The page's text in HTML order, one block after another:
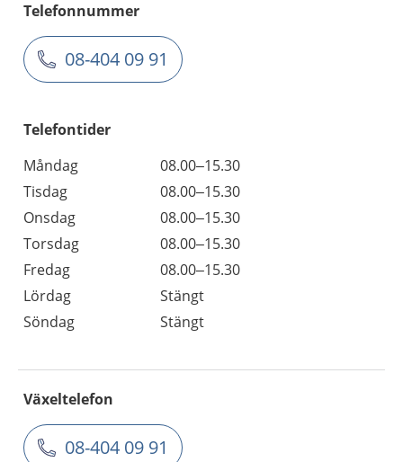
Telefonnummer
08-404 09 91
Telefontider
Måndag
08.00–15.30
Tisdag
08.00–15.30
Onsdag
08.00–15.30
Torsdag
08.00–15.30
Fredag
08.00–15.30
Lördag
Stängt
Söndag
Stängt
Växeltelefon
08-404 09 91